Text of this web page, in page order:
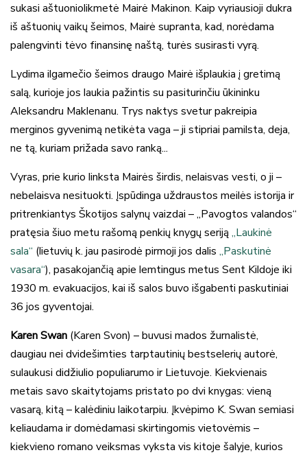
sukasi aštuoniolikmetė Mairė Makinon. Kaip vyriausioji dukra
iš aštuonių vaikų šeimos, Mairė supranta, kad, norėdama
palengvinti tėvo finansinę naštą, turės susirasti vyrą.
Lydima ilgamečio šeimos draugo Mairė išplaukia į gretimą
salą, kurioje jos laukia pažintis su pasiturinčiu ūkininku
Aleksandru Maklenanu. Trys naktys svetur pakreipia
merginos gyvenimą netikėta vaga – ji stipriai pamilsta, deja,
ne tą, kuriam prižada savo ranką...
Vyras, prie kurio linksta Mairės širdis, nelaisvas vesti, o ji –
nebelaisva nesituokti. Įspūdinga uždraustos meilės istorija ir
pritrenkiantys Škotijos salynų vaizdai – „Pavogtos valandos“
pratęsia šiuo metu rašomą penkių knygų seriją „Laukinė
sala“ (lietuvių k. jau pasirodė pirmoji jos dalis „Paskutinė
vasara“), pasakojančią apie lemtingus metus Sent Kildoje iki
1930 m. evakuacijos, kai iš salos buvo išgabenti paskutiniai
36 jos gyventojai.
Karen Swan (Karen Svon) – buvusi mados žurnalistė,
daugiau nei dvidešimties tarptautinių bestselerių autorė,
sulaukusi didžiulio populiarumo ir Lietuvoje. Kiekvienais
metais savo skaitytojams pristato po dvi knygas: vieną
vasarą, kitą – kalėdiniu laikotarpiu. Įkvėpimo K. Swan semiasi
keliaudama ir domėdamasi skirtingomis vietovėmis –
kiekvieno romano veiksmas vyksta vis kitoje šalyje, kurios